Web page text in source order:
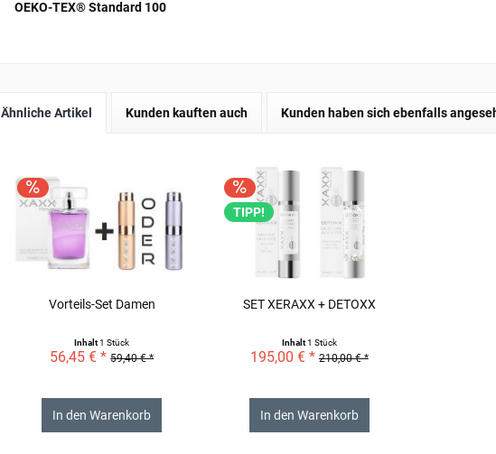
OEKO-TEX® Standard 100
Ähnliche Artikel Kunden kauften auch Kunden haben sich ebenfalls
Vorteils-Set Damen
Inhalt1 Stück
56,45 € * 59,40 € *
In den Warenkorb
TIPP!
SET XERAXX + DETOXX
Inhalt1 Stück
195,00 € * 210,00 € *
In den Warenkorb